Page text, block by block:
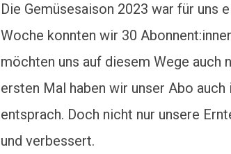
Die Gemüsesaison 2023 war für uns
Woche konnten wir 30
möchten uns auf diesem Wege auch
ersten Mal haben wir unser Abo
entsprach. Doch nicht nur unsere
und verbessert.